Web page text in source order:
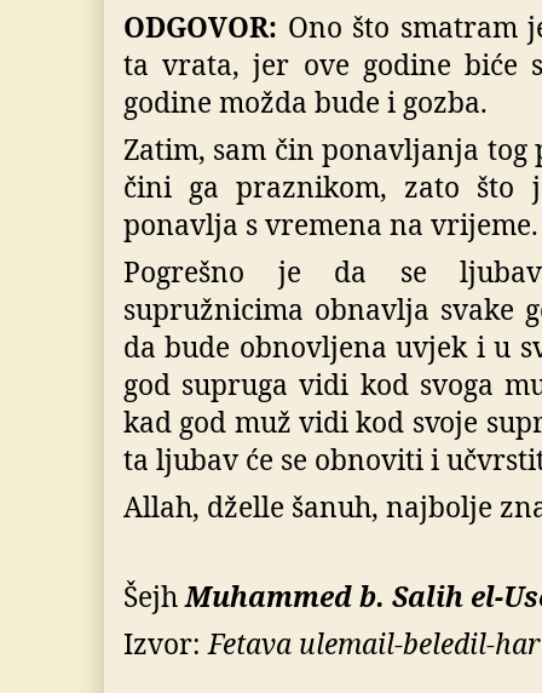
ODGOVOR: Ono što smatram
ta vrata, jer ove godine biće
godine možda bude i gozba.
Zatim, sam čin ponavljanja tog
čini ga praznikom, zato što
ponavlja s vremena na vrijeme.
Pogrešno je da se
supružnicima obnavlja svake
da bude obnovljena uvjek i u
god supruga vidi kod svoga
kad god muž vidi kod svoje
ta ljubav će se obnoviti i
Allah, dželle šanuh, najbolje
ŠejhMuhammed b. Salih el-
Izvor:Fetava ulemail-beledil-